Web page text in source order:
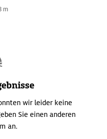
angrenzenden Fischerviertel
Fellini auf. An den
aus "La Strada" oder
m
wir leider keine
Sie einen anderen
an.